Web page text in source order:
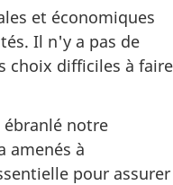
et économiques
Il n'y a pas de
choix difficiles à faire
ébranlé notre
amenés à
pour assurer